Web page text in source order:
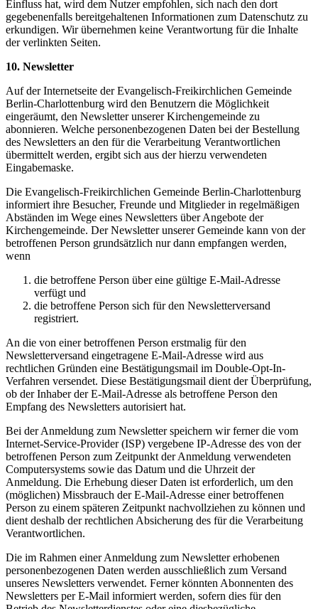
Einfluss hat, wird dem Nutzer empfohlen, sich nach den dort
gegebenenfalls bereitgehaltenen Informationen zum Datenschutz zu
erkundigen. Wir übernehmen keine Verantwortung für die Inhalte
der verlinkten Seiten.
10. Newsletter
Auf der Internetseite der Evangelisch-Freikirchlichen Gemeinde
Berlin-Charlottenburg wird den Benutzern die Möglichkeit
eingeräumt, den Newsletter unserer Kirchengemeinde zu
abonnieren. Welche personenbezogenen Daten bei der Bestellung
des Newsletters an den für die Verarbeitung Verantwortlichen
übermittelt werden, ergibt sich aus der hierzu verwendeten
Eingabemaske.
Die Evangelisch-Freikirchlichen Gemeinde Berlin-Charlottenburg
informiert ihre Besucher, Freunde und Mitglieder in regelmäßigen
Abständen im Wege eines Newsletters über Angebote der
Kirchengemeinde. Der Newsletter unserer Gemeinde kann von der
betroffenen Person grundsätzlich nur dann empfangen werden,
wenn
die betroffene Person über eine gültige E-Mail-Adresse
verfügt und
die betroffene Person sich für den Newsletterversand
registriert.
An die von einer betroffenen Person erstmalig für den
Newsletterversand eingetragene E-Mail-Adresse wird aus
rechtlichen Gründen eine Bestätigungsmail im Double-Opt-In-
Verfahren versendet. Diese Bestätigungsmail dient der Überprüfung,
ob der Inhaber der E-Mail-Adresse als betroffene Person den
Empfang des Newsletters autorisiert hat.
Bei der Anmeldung zum Newsletter speichern wir ferner die vom
Internet-Service-Provider (ISP) vergebene IP-Adresse des von der
betroffenen Person zum Zeitpunkt der Anmeldung verwendeten
Computersystems sowie das Datum und die Uhrzeit der
Anmeldung. Die Erhebung dieser Daten ist erforderlich, um den
(möglichen) Missbrauch der E-Mail-Adresse einer betroffenen
Person zu einem späteren Zeitpunkt nachvollziehen zu können und
dient deshalb der rechtlichen Absicherung des für die Verarbeitung
Verantwortlichen.
Die im Rahmen einer Anmeldung zum Newsletter erhobenen
personenbezogenen Daten werden ausschließlich zum Versand
unseres Newsletters verwendet. Ferner könnten Abonnenten des
Newsletters per E-Mail informiert werden, sofern dies für den